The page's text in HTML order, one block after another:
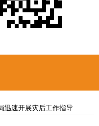
迅速开展灾后工作指导